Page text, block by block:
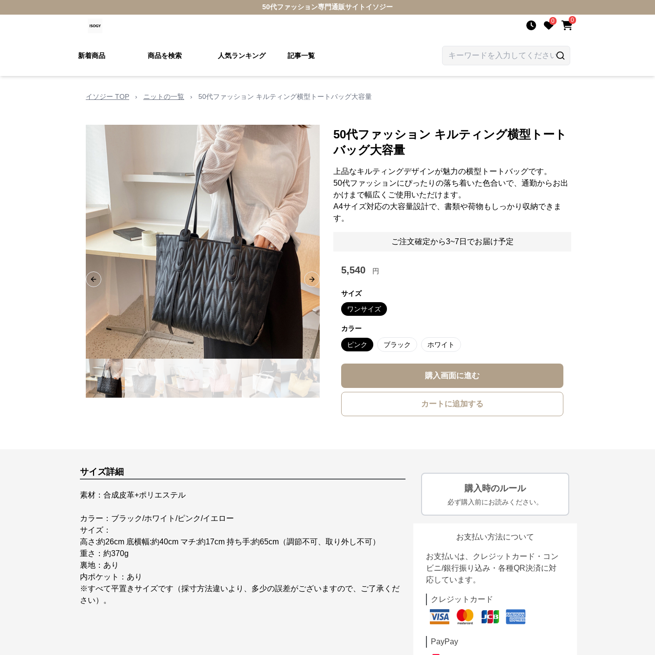
50代ファッション専門通販サイト イソジー
0 0
新着商品 商品を検索 人気ランキング 記事一覧
イソジー TOP › ニットの一覧 › 50代ファッション キルティング横型トートバッグ大容量
Previous slide Next slide
50代ファッション キルティング横型トート
バッグ大容量
上品なキルティングデザインが魅力の横型トートバッグです。
50代ファッションにぴったりの落ち着いた色合いで、通勤からお出
かけまで幅広くご使用いただけます。
A4サイズ対応の大容量設計で、書類や荷物もしっかり収納できま
す。
ご注文確定から3~7日でお届け予定
5,540 円
サイズ
ワンサイズ
カラー
ピンク ブラック ホワイト
購入画面に進む
カートに追加する
サイズ詳細
素材：合成皮革+ポリエステル
カラー：ブラック/ホワイト/ピンク/イエロー
サイズ：
高さ:約26cm 底横幅:約40cm マチ:約17cm 持ち手:約65cm（調節不可、取り外し不可）
重さ：約370g
裏地：あり
内ポケット：あり
※すべて平置きサイズです（採寸方法違いより、多少の誤差がございますので、ご了承くだ
さい）。
購入時のルール
必ず購入前にお読みください。
お支払い方法について
お支払いは、クレジットカード・コン
ビニ/銀行振り込み・各種QR決済に対
応しています。
クレジットカード
PayPay